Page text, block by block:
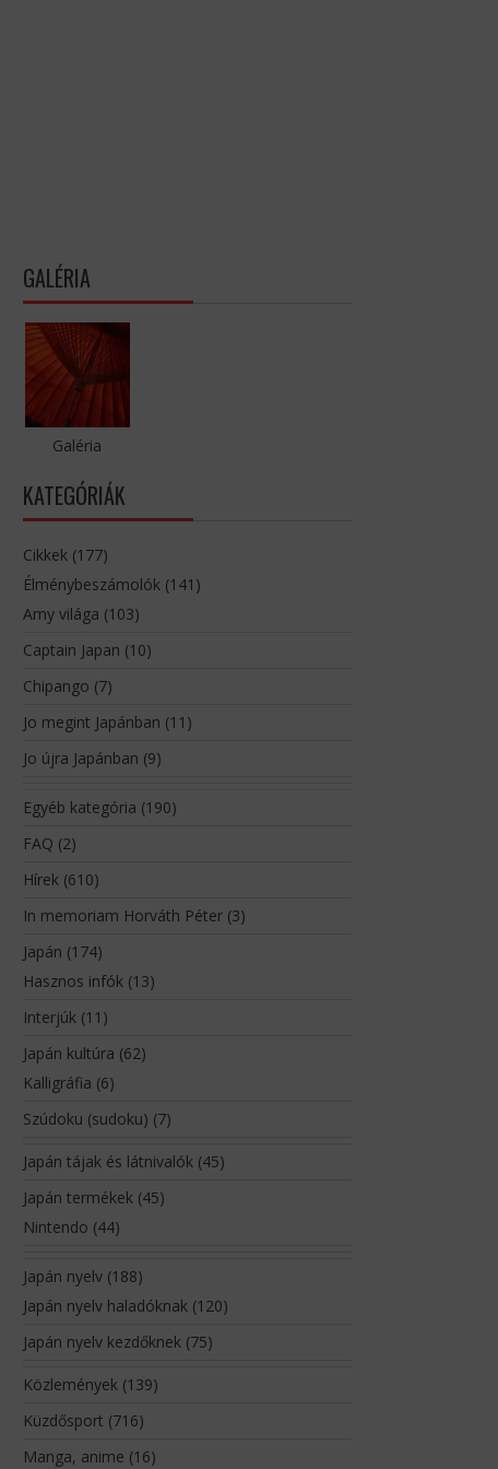
GALÉRIA
Galéria
KATEGÓRIÁK
Cikkek(177)
Élménybeszámolók(141)
Amy világa (103)
Captain Japan (10)
Chipango (7)
Jo megint Japánban (11)
Jo újra Japánban (9)
Egyéb kategória (190)
FAQ (2)
Hírek(610)
In memoriam Horváth Péter(3)
Japán (174)
Hasznos infók(13)
Interjúk(11)
Japán kultúra (62)
Kalligráfia (6)
Szúdoku (sudoku) (7)
Japán tájak és látnivalók(45)
Japán termékek(45)
Nintendo (44)
Japán nyelv(188)
Japán nyelv haladóknak(120)
Japán nyelv kezdőknek(75)
Közlemények(139)
Küzdősport (716)
Manga, anime (16)